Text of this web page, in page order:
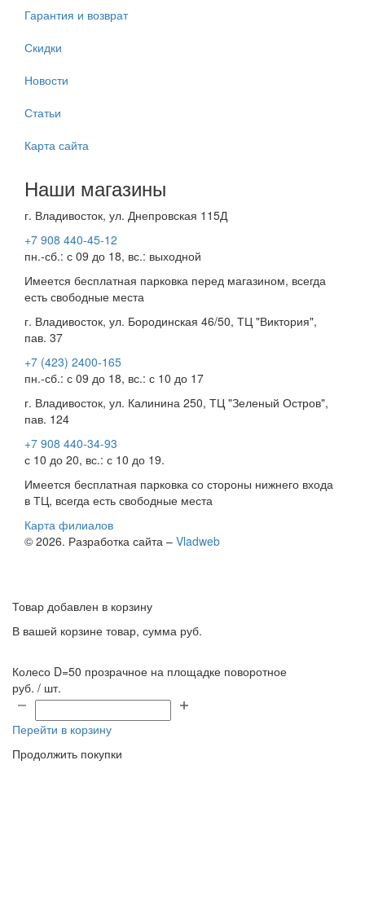
Гарантия и возврат
Скидки
Новости
Статьи
Карта сайта
Наши магазины
г. Владивосток, ул. Днепровская 115Д
+7 908 440-45-12
пн.-сб.: с 09 до 18, вс.: выходной
Имеется бесплатная парковка перед магазином, всегда
есть свободные места
г. Владивосток, ул. Бородинская 46/50, ТЦ "Виктория",
пав. 37
+7 (423) 2400-165
пн.-сб.: с 09 до 18, вс.: с 10 до 17
г. Владивосток, ул. Калинина 250, ТЦ "Зеленый Остров",
пав. 124
+7 908 440-34-93
с 10 до 20, вс.: с 10 до 19.
Имеется бесплатная парковка со стороны нижнего входа
в ТЦ, всегда есть свободные места
Карта филиалов
© 2026. Разработка сайта – Vladweb
Товар добавлен в корзину
В вашей корзине товар, сумма руб.
Колесо D=50 прозрачное на площадке поворотное
руб. / шт.
Перейти в корзину
Продолжить покупки